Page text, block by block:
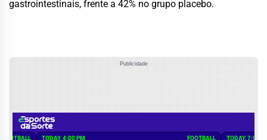
gastrointestinais, frente a 42% no grupo placebo.
Publicidade